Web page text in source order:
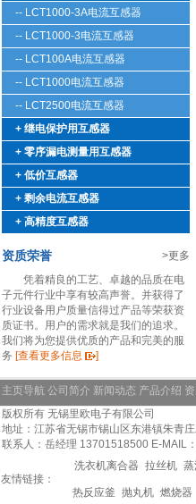
-- LCT1000-3A电流互感器
-- LCT1000-3电流互感器
-- LCT100A电流互感器
-- LCT1000电流互感器
-- LCT2500电流互感器
+ 继电保护用互感器
+ 零序漏电测量用互感器
+ 低价互感器
+ 剩余电流互感器
+ 高精度互感器
资质荣誉
>更多
凭着精良的工艺、卓越的品质在电
子元件行业中享有较高声誉。并获得了
行业设备用户质量信得过产品等荣获资
质证书。用户的需求就是我们的追求。
我们将为您提供优质的产品和完美的服
务 [查看更多信息 ]
主页导航 公司简介 新闻动态 产品介绍
版权所有 无锡里欧电子有限公司
地址：江苏省无锡市锡山区东港镇朱青
联系人：岳经理 13701518500 E-MAIL
友情链接：
洗衣机离合器 拉丝机
热反应釜 抛丸机 燃烧器